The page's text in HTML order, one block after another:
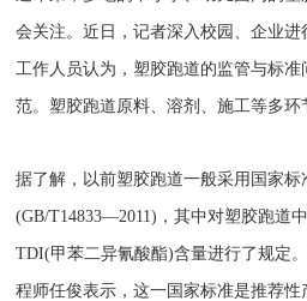
会关注。近日，记者深入校园、企业进
工作人员认为，塑胶跑道的监管与标
范。塑胶跑道原料、溶剂、施工等多
据了解，以前塑胶跑道一般采用国家标
(GB/T14833—2011)，其中对塑胶跑道
TDI(甲苯二异氰酸酯)含量进行了规定
程师任俊表示，这一国家标准是推荐